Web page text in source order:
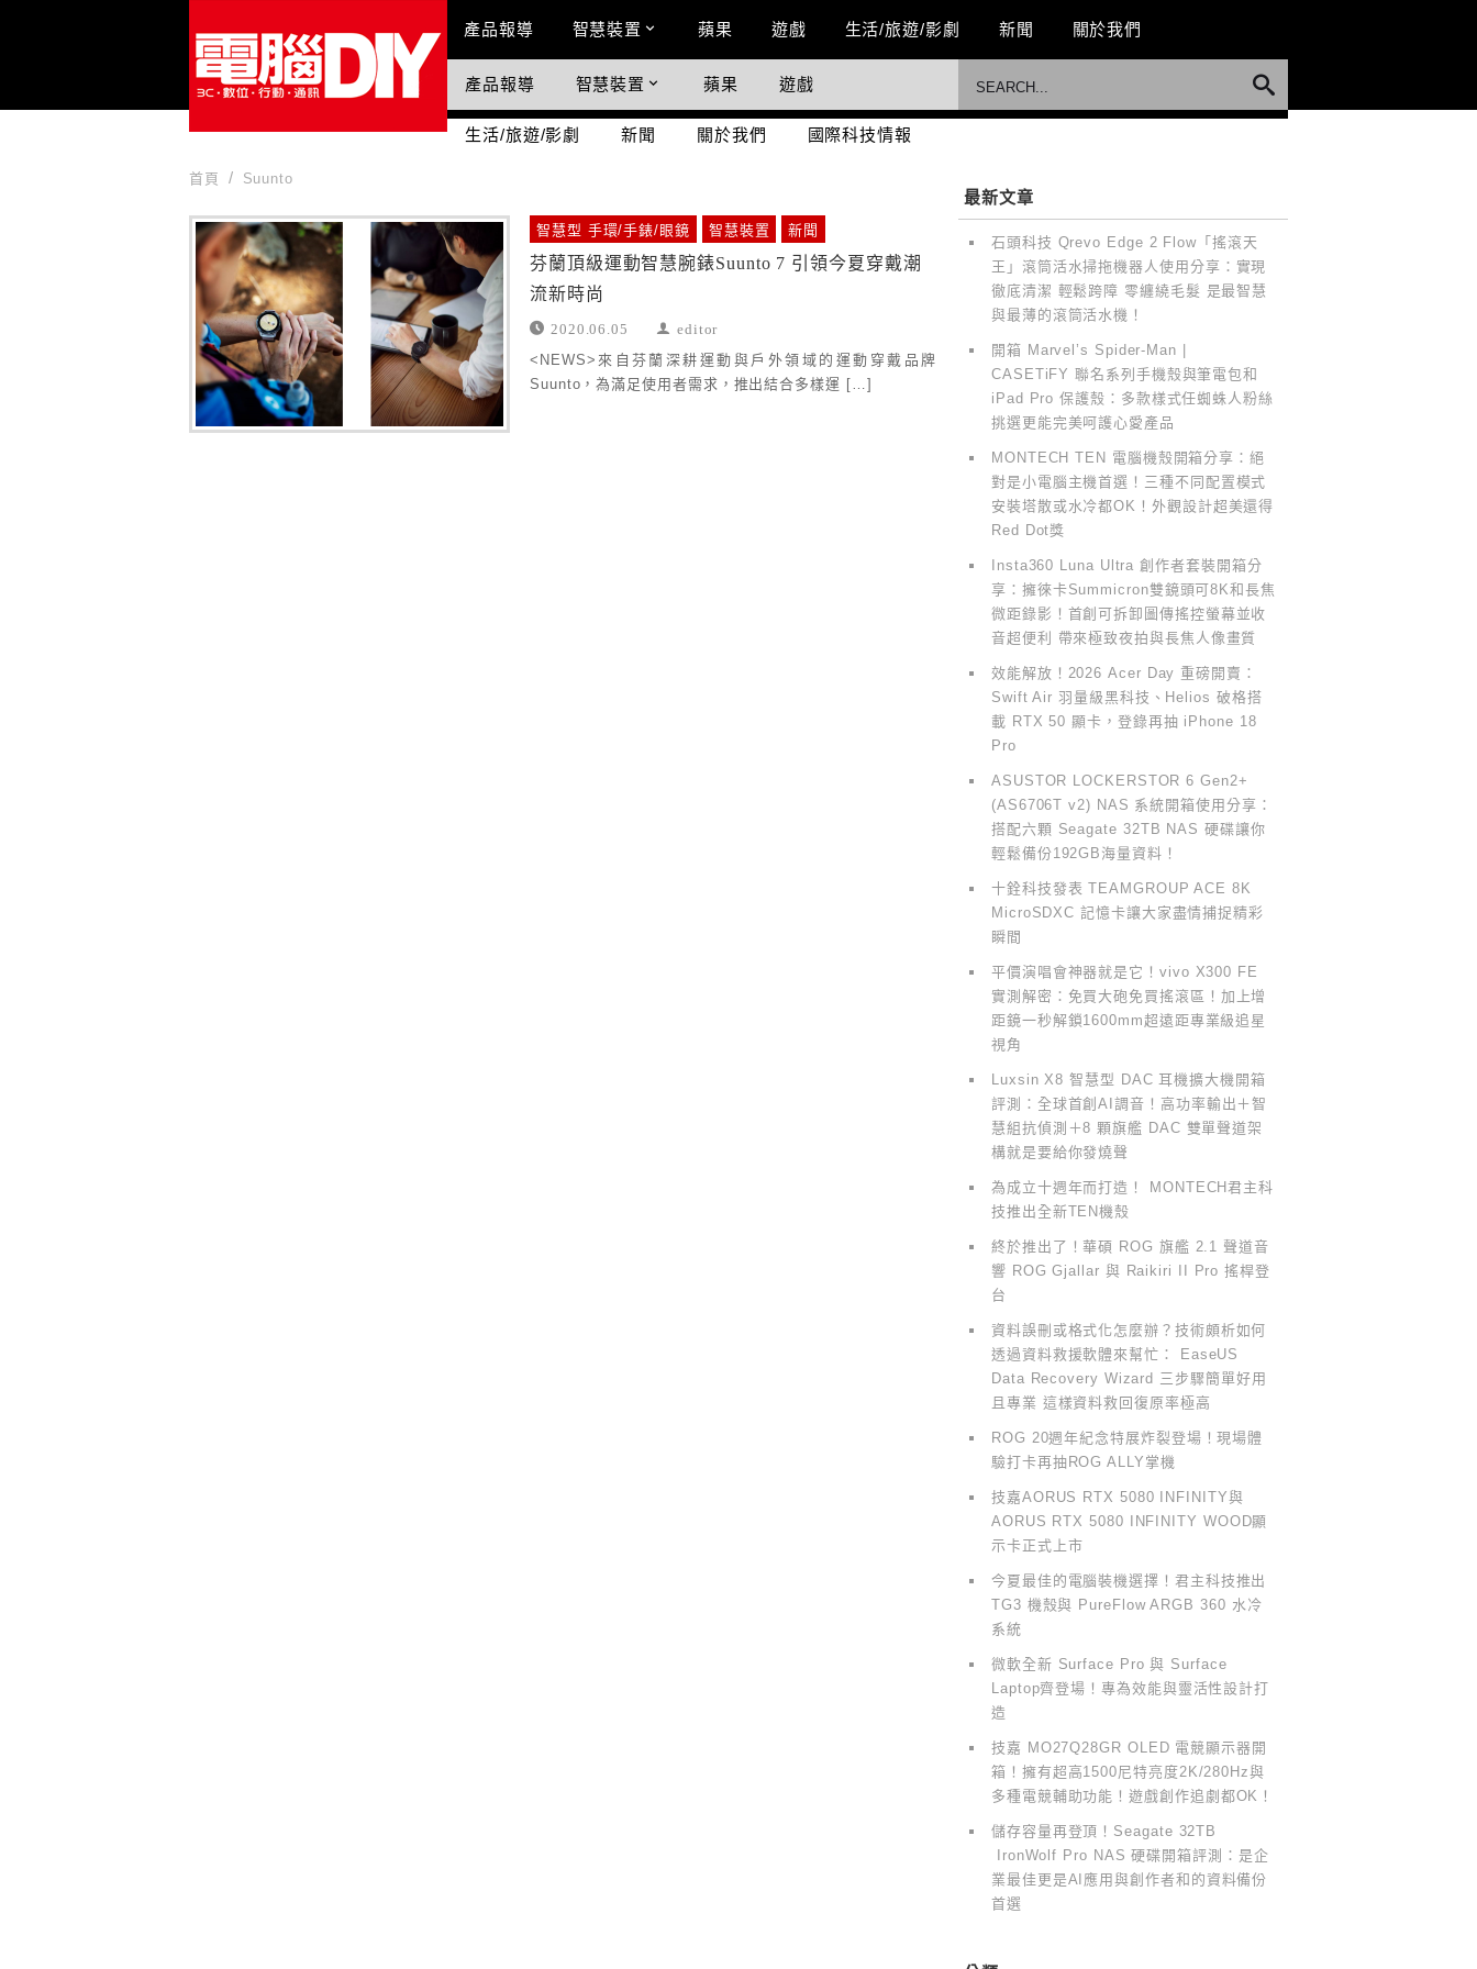
Main Menu
產品報導 智慧裝置 蘋果 遊戲 生活/旅遊/影劇 新聞 關於我們
國際科技情報
產品報導 智慧裝置 蘋果 遊戲
生活/旅遊/影劇 新聞 關於我們 國際科技情報
首頁 Suunto
Suunto 智慧型 手環/手錶/眼鏡 智慧裝置 新聞
芬蘭頂級運動智慧腕錶Suunto 7 引領今夏穿戴潮
流新時尚
2020.06.05 editor
<NEWS>來自芬蘭深耕運動與戶外領域的運動穿戴品牌
Suunto，為滿足使用者需求，推出結合多樣運 […]
最新文章
石頭科技 Qrevo Edge 2 Flow「搖滾天
王」滾筒活水掃拖機器人使用分享：實現
徹底清潔 輕鬆跨障 零纏繞毛髮 是最智慧
與最薄的滾筒活水機！
開箱 Marvel’s Spider-Man |
CASETiFY 聯名系列手機殼與筆電包和
iPad Pro 保護殼：多款樣式任蜘蛛人粉絲
挑選更能完美呵護心愛產品
MONTECH TEN 電腦機殼開箱分享：絕
對是小電腦主機首選！三種不同配置模式
安裝塔散或水冷都OK！外觀設計超美還得
Red Dot獎
Insta360 Luna Ultra 創作者套裝開箱分
享：擁徠卡Summicron雙鏡頭可8K和長焦
微距錄影！首創可拆卸圖傳搖控螢幕並收
音超便利 帶來極致夜拍與長焦人像畫質
效能解放！2026 Acer Day 重磅開賣：
Swift Air 羽量級黑科技、Helios 破格搭
載 RTX 50 顯卡，登錄再抽 iPhone 18
Pro
ASUSTOR LOCKERSTOR 6 Gen2+
(AS6706T v2) NAS 系統開箱使用分享：
搭配六顆 Seagate 32TB NAS 硬碟讓你
輕鬆備份192GB海量資料！
十銓科技發表 TEAMGROUP ACE 8K
MicroSDXC 記憶卡讓大家盡情捕捉精彩
瞬間
平價演唱會神器就是它！vivo X300 FE
實測解密：免買大砲免買搖滾區！加上增
距鏡一秒解鎖1600mm超遠距專業級追星
視角
Luxsin X8 智慧型 DAC 耳機擴大機開箱
評測：全球首創AI調音！高功率輸出＋智
慧組抗偵測＋8 顆旗艦 DAC 雙單聲道架
構就是要給你發燒聲
為成立十週年而打造！ MONTECH君主科
技推出全新TEN機殼
終於推出了！華碩 ROG 旗艦 2.1 聲道音
響 ROG Gjallar 與 Raikiri II Pro 搖桿登
台
資料誤刪或格式化怎麼辦？技術頗析如何
透過資料救援軟體來幫忙： EaseUS
Data Recovery Wizard 三步驟簡單好用
且專業 這樣資料救回復原率極高
ROG 20週年紀念特展炸裂登場！現場體
驗打卡再抽ROG ALLY掌機
技嘉AORUS RTX 5080 INFINITY與
AORUS RTX 5080 INFINITY WOOD顯
示卡正式上市
今夏最佳的電腦裝機選擇！君主科技推出
TG3 機殼與 PureFlow ARGB 360 水冷
系統
微軟全新 Surface Pro 與 Surface
Laptop齊登場！專為效能與靈活性設計打
造
技嘉 MO27Q28GR OLED 電競顯示器開
箱！擁有超高1500尼特亮度2K/280Hz與
多種電競輔助功能！遊戲創作追劇都OK！
儲存容量再登頂！Seagate 32TB
IronWolf Pro NAS 硬碟開箱評測：是企
業最佳更是AI應用與創作者和的資料備份
首選